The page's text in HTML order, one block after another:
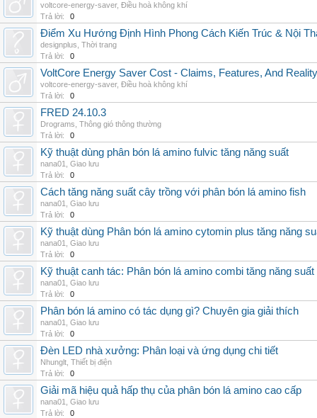
voltcore-energy-saver, Điều hoà không khí
Trả lời:
0
Điểm Xu Hướng Định Hình Phong Cách Kiến Trúc & Nội
designplus Thời trang
Trả lời:
0
VoltCore Energy Saver Cost - Claims, Features, And
voltcore-energy-saver, Điều hoà không khí
Trả lời:
0
FRED 24.10.3
Drograms Thông gió thông thường
Trả lời:
0
Kỹ thuật dùng phân bón lá amino fulvic tăng năng suất
nana01
Giao lưu
Trả lời:
0
Cách tăng năng suất cây trồng với phân bón lá amino fish
nana01
Giao lưu
Trả lời:
0
Kỹ thuật dùng Phân bón lá amino cytomin plus tăng năng
nana01
Giao lưu
Trả lời:
0
Kỹ thuật canh tác: Phân bón lá amino combi tăng năng suất
nana01
Giao lưu
Trả lời:
0
Phân bón lá amino có tác dụng gì? Chuyên gia giải thích
nana01
Giao lưu
Trả lời:
0
Đèn LED nhà xưởng: Phân loại và ứng dụng chi tiết
Nhunglt Thiết bị điện
Trả lời:
0
Giải mã hiệu quả hấp thụ của phân bón lá amino cao cấp
nana01
Giao lưu
Trả lời:
0